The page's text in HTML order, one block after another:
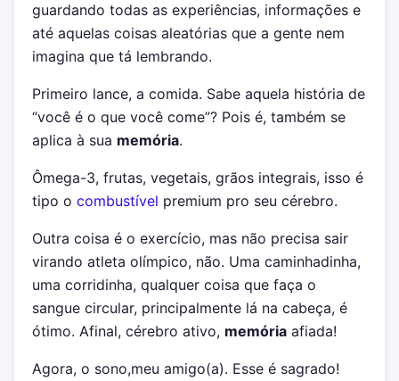
guardando todas as experiências, informações e
até aquelas coisas aleatórias que a gente nem
imagina que tá lembrando.
Primeiro lance, a comida. Sabe aquela história de
“você é o que você come”? Pois é, também se
aplica à sua memória.
Ômega-3, frutas, vegetais, grãos integrais, isso é
tipo o combustível premium pro seu cérebro.
Outra coisa é o exercício, mas não precisa sair
virando atleta olímpico, não. Uma caminhadinha,
uma corridinha, qualquer coisa que faça o
sangue circular, principalmente lá na cabeça, é
ótimo. Afinal, cérebro ativo, memória afiada!
Agora, o sono,meu amigo(a). Esse é sagrado!